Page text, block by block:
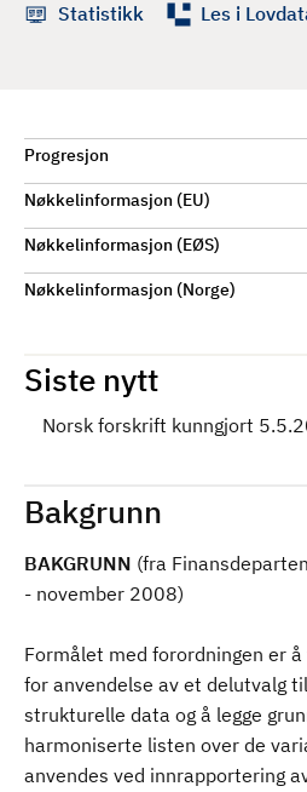
Statistikk Les i
Progresjon
Nøkkelinformasjon (EU)
Nøkkelinformasjon (EØS)
Nøkkelinformasjon (Norge)
Siste nytt
Norsk forskrift kunngjort
Bakgrunn
BAKGRUNN (fra
- november 2008)
Formålet med forordningen er
for anvendelse av et delutvalg
strukturelle data og å legge
harmoniserte listen over de
anvendes ved innrapportering